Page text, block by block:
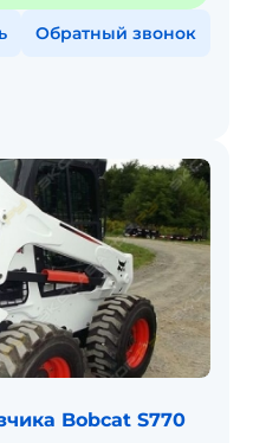
Обратный звонок
Bobcat S770